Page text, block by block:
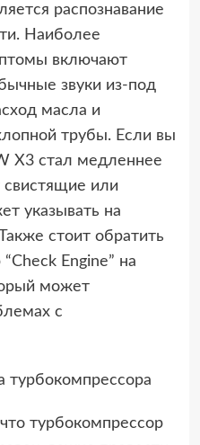
распознавание
Наиболее
включают
звуки из-под
масла и
трубы. Если вы
X3 стал медленнее
свистящие или
указывать на
стоит обратить
Engine” на
может
с
турбокомпрессора
турбокомпрессор